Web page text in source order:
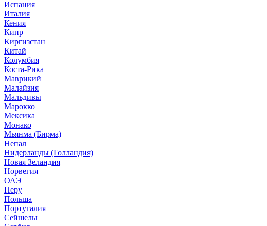
Испания
Италия
Кения
Кипр
Киргизстан
Китай
Колумбия
Коста-Рика
Маврикий
Малайзия
Мальдивы
Марокко
Мексика
Монако
Мьянма (Бирма)
Непал
Нидерланды (Голландия)
Новая Зеландия
Норвегия
ОАЭ
Перу
Польша
Португалия
Сейшелы